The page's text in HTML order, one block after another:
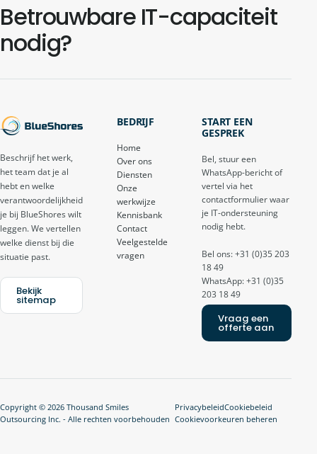
Betrouwbare IT-capaciteit
nodig?
Beschrijf het werk,
het team dat je al
hebt en welke
verantwoordelijkheid
je bij BlueShores wilt
leggen. We vertellen
welke dienst bij die
situatie past.
Bekijk
sitemap
BEDRIJF
Home
Over ons
Diensten
Onze
werkwijze
Kennisbank
Contact
Veelgestelde
vragen
START EEN
GESPREK
Bel, stuur een
WhatsApp-bericht of
vertel via het
contactformulier waar
je IT-ondersteuning
nodig hebt.
Bel ons: +31 (0)35 203
18 49
WhatsApp: +31 (0)35
203 18 49
Vraag een
offerte aan
Copyright © 2026 Thousand Smiles
Outsourcing Inc. - Alle rechten voorbehouden
PrivacybeleidCookiebeleid
Cookievoorkeuren beheren